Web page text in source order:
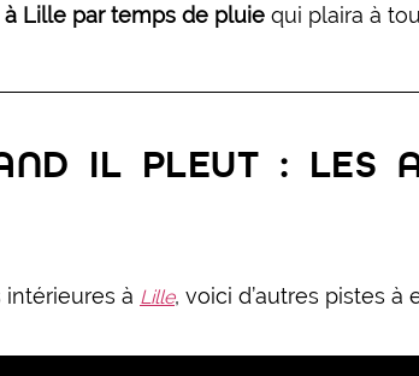
à Lille par temps de pluie qui plaira à
IL PLEUT : LES
intérieures à Lille, voici d’autres pistes